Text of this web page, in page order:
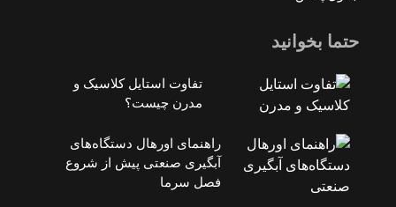
حتما بخوانید
تفاوت استایل کلاسیک و
مدرن چیست؟
راهنمای اورهال دستگاه‌های
آبگیری صنعتی پیش از شروع
فصل سرما